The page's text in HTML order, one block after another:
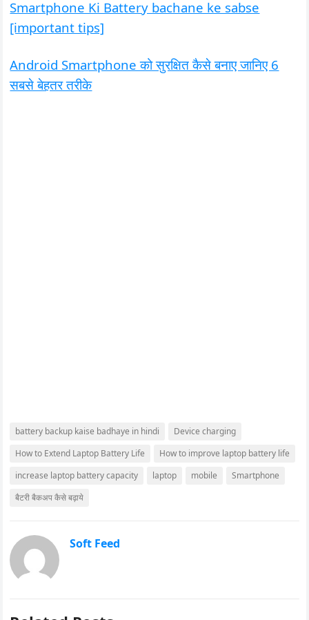
Smartphone Ki Battery bachane ke sabse
[important tips]
Android Smartphone को सुरक्षित कैसे बनाए जानिए 6
सबसे बेहतर तरीके
battery backup kaise badhaye in hindi
Device charging
How to Extend Laptop Battery Life
How to improve laptop battery life
increase laptop battery capacity
laptop mobile
Smartphone
बैटरी बैकअप कैसे बढ़ाये
Soft Feed